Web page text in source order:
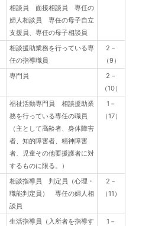
相談員 面接相談員 専任の
婦人相談員 専任の母子自立
支援員、専任の母子相談員
相談援助業務を行っている専
任の指導職員
2－
（9）
専門員
2－
（10）
福祉活動専門員 相談援助業
務を行っている専任の職員
（主として高齢者、身体障害
者、知的障害者、精神障害
者、児童その他要援護者に対
するものに限る。）
1－
（17）
相談指導員 判定員（心理・
職能判定員） 専任の婦人相
談員
2－
（11）
生活指導員（入所者を指導す
1－